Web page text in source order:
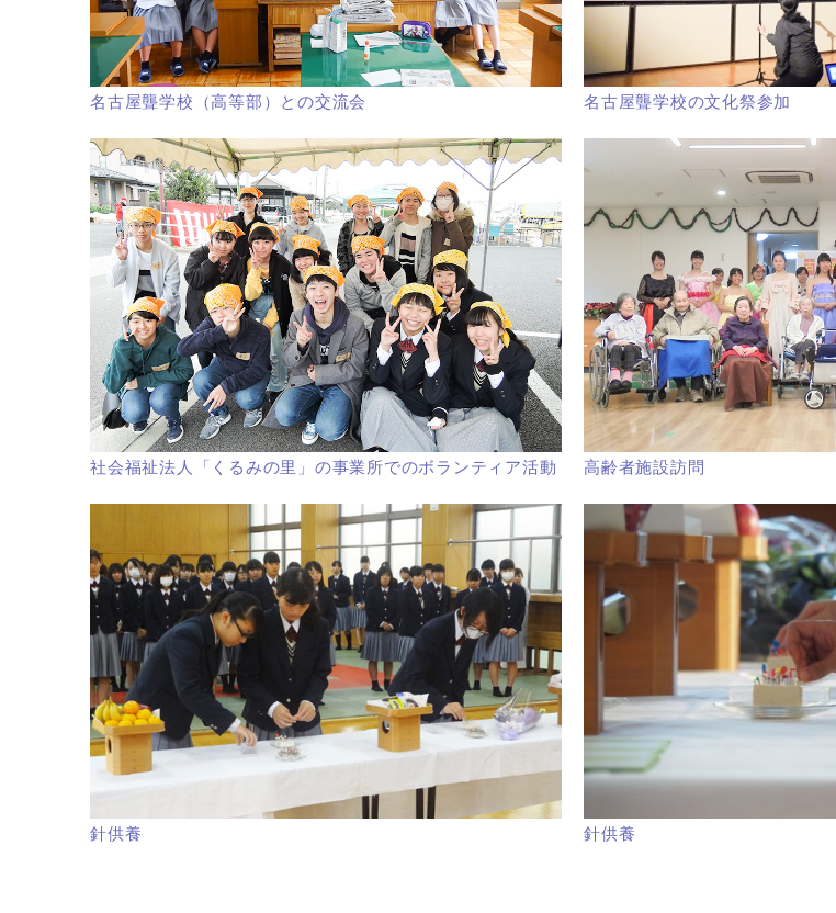
名古屋聾学校（高等部）との交流会 名古屋聾学校の文化祭参加
社会福祉法人「くるみの里」の事業所でのボランティア活動 高齢者施設訪問
針供養 針供養